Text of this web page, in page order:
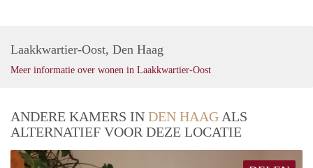
Laakkwartier-Oost, Den Haag
Meer informatie over wonen in Laakkwartier-Oost
ANDERE KAMERS IN DEN HAAG ALS
ALTERNATIEF VOOR DEZE LOCATIE